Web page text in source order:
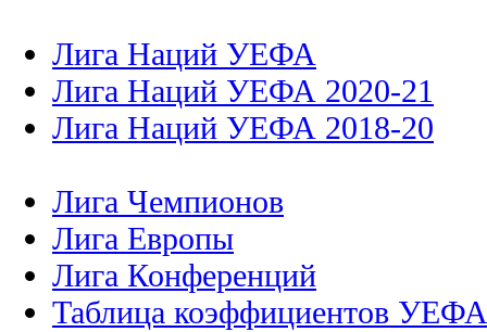
Лига Наций УЕФА
Лига Наций УЕФА 2020-21
Лига Наций УЕФА 2018-20
Лига Чемпионов
Лига Европы
Лига Конференций
Таблица коэффициентов УЕФА